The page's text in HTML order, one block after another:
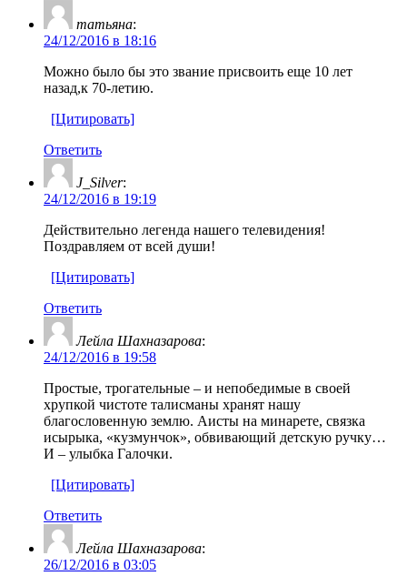
татьяна:
24/12/2016 в 18:16
Можно было бы это звание присвоить еще 10 лет
назад,к 70-летию.
[Цитировать]
Ответить
J_Silver:
24/12/2016 в 19:19
Действительно легенда нашего телевидения!
Поздравляем от всей души!
[Цитировать]
Ответить
Лейла Шахназарова:
24/12/2016 в 19:58
Простые, трогательные – и непобедимые в своей
хрупкой чистоте талисманы хранят нашу
благословенную землю. Аисты на минарете, связка
исырыка, «кузмунчок», обвивающий детскую ручку…
И – улыбка Галочки.
[Цитировать]
Ответить
Лейла Шахназарова:
26/12/2016 в 03:05